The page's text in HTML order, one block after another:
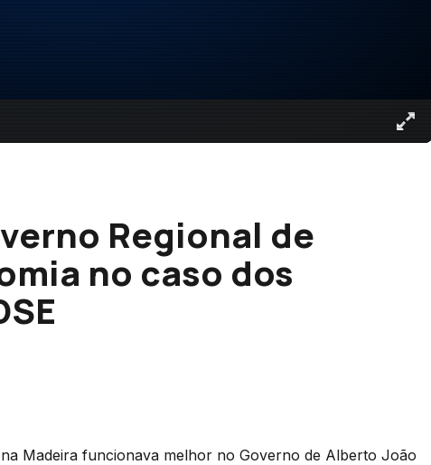
Regional de
no caso dos
Madeira funcionava melhor no Governo de Alberto João